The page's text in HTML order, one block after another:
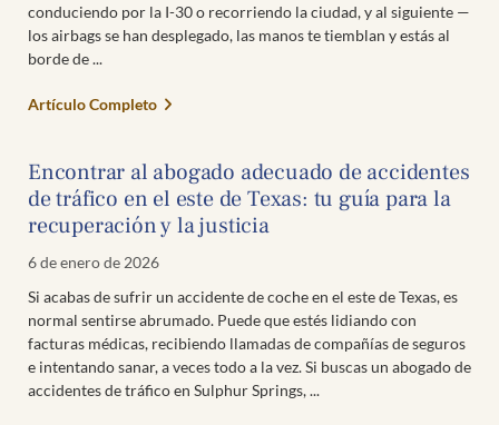
conduciendo por la I-30 o recorriendo la ciudad, y al siguiente —
los airbags se han desplegado, las manos te tiemblan y estás al
borde de
Artículo Completo
Encontrar al abogado adecuado de accidentes
de tráfico en el este de Texas: tu guía para la
recuperación y la justicia
6 de enero de 2026
Si acabas de sufrir un accidente de coche en el este de Texas, es
normal sentirse abrumado. Puede que estés lidiando con
facturas médicas, recibiendo llamadas de compañías de seguros
e intentando sanar, a veces todo a la vez. Si buscas un abogado de
accidentes de tráfico en Sulphur Springs,